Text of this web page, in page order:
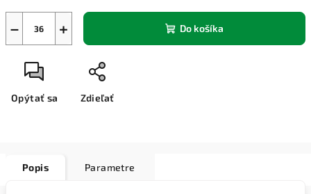
+
− Do košíka
Opýtať sa Zdieľať
Popis Parametre